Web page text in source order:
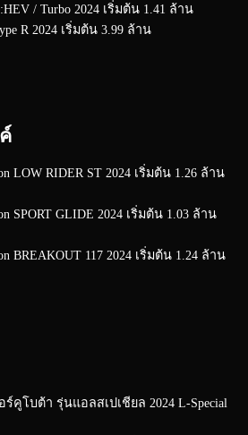
/ Turbo 2024 เริ่มต้น 1.41 ล้าน
R 2024 เริ่มต้น 3.99 ล้าน
LOW RIDER ST 2024 เริ่มต้น 1.26 ล้าน
SPORT GLIDE 2024 เริ่มต้น 1.03 ล้าน
BREAKOUT 117 2024 เริ่มต้น 1.24 ล้าน
คูโบต้า รุ่นแอลสเปเชียล 2024 L-Special